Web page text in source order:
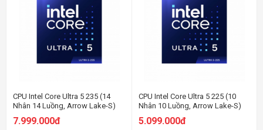
CPU Intel Core Ultra 5 235 (14
Nhân 14 Luồng, Arrow Lake-S)
7.999.000đ
CPU Intel Core Ultra 5 225 (10
Nhân 10 Luồng, Arrow Lake-S)
5.099.000đ